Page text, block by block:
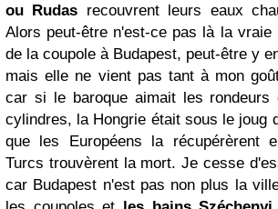
ou Rudas recouvrent leurs eaux
Alors peut-être n'est-ce pas là la vraie
de la coupole à Budapest, peut-être y
mais elle ne vient pas tant à mon
car si le baroque aimait les
cylindres, la Hongrie était sous le joug
que les Européens la récupérèrent
Turcs trouvèrent la mort. Je cesse
car Budapest n'est pas non plus la